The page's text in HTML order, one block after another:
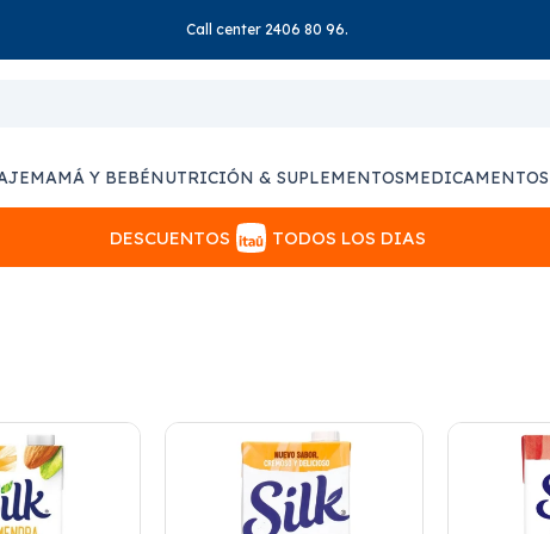
Call center 2406 80 96.
MAMÁ Y BEBÉNUTRICIÓN & SUPLEMENTOSMEDICAMENTOS
DESCUENTOS TODOS LOS DIAS